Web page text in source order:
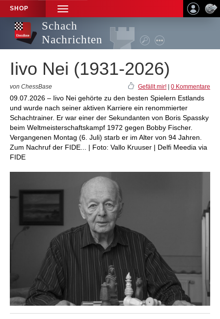
SHOP
TOGGLE
NAVIGATION
Schach
Nachrichten
Iivo Nei (1931-2026)
von ChessBase Gefällt mir! 0 Kommentare
09.07.2026 – Iivo Nei gehörte zu den besten Spielern Estlands
und wurde nach seiner aktiven Karriere ein renommierter
Schachtrainer. Er war einer der Sekundanten von Boris Spassky
beim Weltmeisterschaftskampf 1972 gegen Bobby Fischer.
Vergangenen Montag (6. Juli) starb er im Alter von 94 Jahren.
Zum Nachruf der FIDE... | Foto: Vallo Kruuser | Delfi Meedia via
FIDE